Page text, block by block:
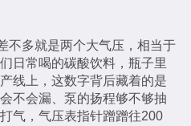
不多就是两个大气压，相当于
日常喝的碳酸饮料，瓶子里
线上，这数字背后藏着的是
不会漏、泵的扬程够不够抽
气，气压表指针蹭蹭往200